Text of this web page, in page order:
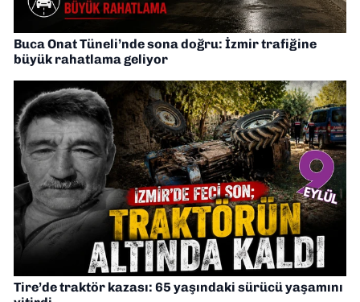
Buca Onat Tüneli’nde sona doğru: İzmir trafiğine
büyük rahatlama geliyor
Tire’de traktör kazası: 65 yaşındaki sürücü yaşamını